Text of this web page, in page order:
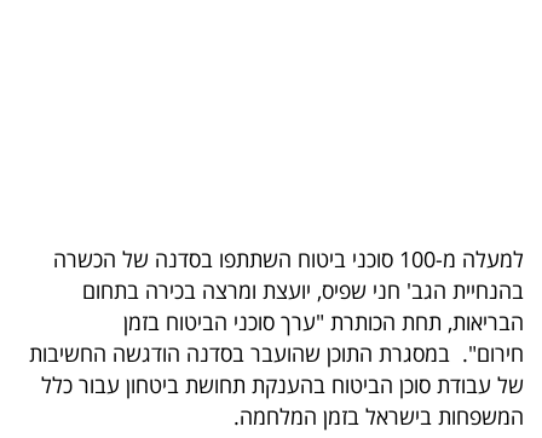
המילון
הכלכלי
פודקאסט
40
למעלה מ-100 סוכני ביטוח השתתפו בסדנה של הכשרה
בהנחיית הגב' חני שפיס, יועצת ומרצה בכירה בתחום
הבריאות, תחת הכותרת "ערך סוכני הביטוח בזמן
חירום". במסגרת התוכן שהועבר בסדנה הודגשה החשיבות
של עבודת סוכן הביטוח בהענקת תחושת ביטחון עבור כלל
המשפחות בישראל בזמן המלחמה.